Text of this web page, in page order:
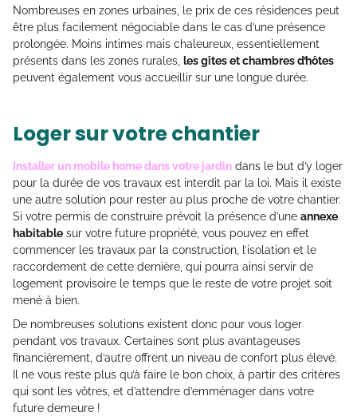
Nombreuses en zones urbaines, le prix de ces résidences peut
être plus facilement négociable dans le cas d’une présence
prolongée. Moins intimes mais chaleureux, essentiellement
présents dans les zones rurales, les gîtes et chambres d’hôtes
peuvent également vous accueillir sur une longue durée.
Loger sur votre chantier
Installer un mobile home dans votre jardin dans le but d’y loger
pour la durée de vos travaux est interdit par la loi. Mais il existe
une autre solution pour rester au plus proche de votre chantier.
Si votre permis de construire prévoit la présence d’une annexe
habitable sur votre future propriété, vous pouvez en effet
commencer les travaux par la construction, l’isolation et le
raccordement de cette dernière, qui pourra ainsi servir de
logement provisoire le temps que le reste de votre projet soit
mené à bien.
De nombreuses solutions existent donc pour vous loger
pendant vos travaux. Certaines sont plus avantageuses
financièrement, d’autre offrent un niveau de confort plus élevé.
Il ne vous reste plus qu’à faire le bon choix, à partir des critères
qui sont les vôtres, et d’attendre d’emménager dans votre
future demeure !